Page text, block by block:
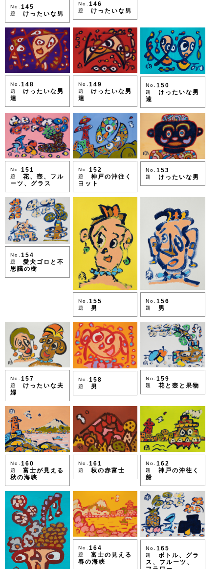
No. 145
題 けったいな男
No. 146
題 けったいな男
No. 148
題
けったいな男
達
No. 149
題
けったいな男
達
No.150
題
けったいな男
達
No. 151
題
花、壺、フル
ーツ、グラス
No. 152
題
神戸の沖往く
ヨット
No.153
題 けったいな男
No. 154
題
愛犬ゴロと不
思議の樹
No. 155
題 男
No.156
題 男
No. 157
題
けったいな夫
婦
No. 158
題 男
No.159
題 花と壺と果物
No. 160
題
富士が見える
秋の海峡
No. 161
題 秋の赤富士
No.162
題
神戸の沖往く
船
No. 164
題
富士の見える
春の海峡
No.165
題
ボトル、グラ
ス、フルーツ、